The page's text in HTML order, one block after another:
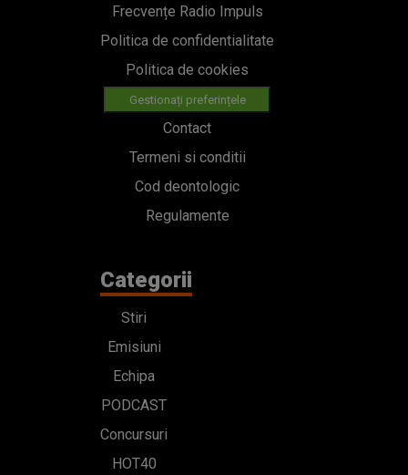
Frecvențe Radio Impuls
Politica de confidentialitate
Politica de cookies
Gestionați preferințele
Contact
Termeni si conditii
Cod deontologic
Regulamente
Categorii
Stiri
Emisiuni
Echipa
PODCAST
Concursuri
HOT40